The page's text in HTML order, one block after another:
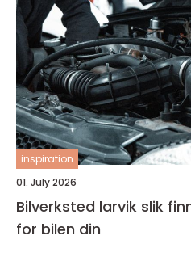
inspiration
01. July 2026
Bilverksted larvik slik finner du riktig verksted
for bilen din